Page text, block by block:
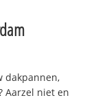
dakpannen,
Aarzel niet en